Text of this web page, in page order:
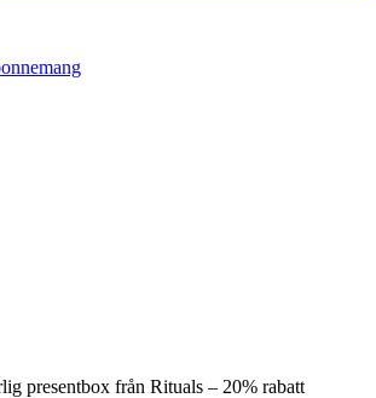
presentbox från Rituals – 20% rabatt